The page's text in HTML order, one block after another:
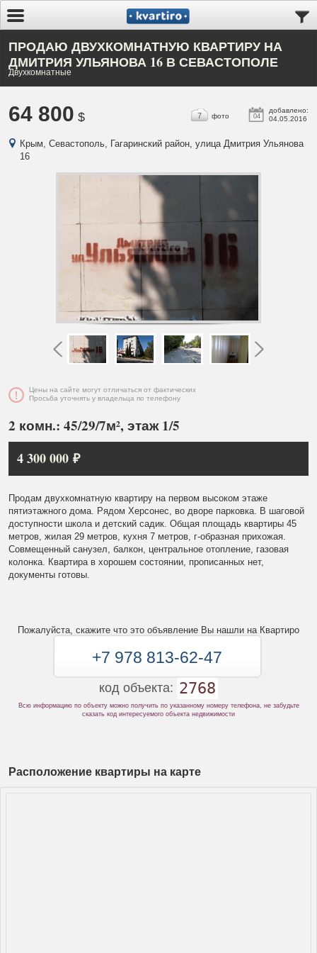
ПРОДАЮ ДВУХКОМНАТНУЮ КВАРТИРУ НА
ДМИТРИЯ УЛЬЯНОВА 16 В СЕВАСТОПОЛЕ
Двухкомнатные
64 800 $ 04
добавлено:
04.05.2016
7 фото
Крым, Севастополь, Гагаринский район, улица Дмитрия Ульянова
16
Цены на сайте могут отличаться от фактических
Просьба уточнять у владельца по телефону
2 комн.: 45/29/7м², этаж 1/5
4 300 000 ₽
Продам двухкомнатную квартиру на первом высоком этаже
пятиэтажного дома. Рядом Херсонес, во дворе парковка. В шаговой
доступности школа и детский садик. Общая площадь квартиры 45
метров, жилая 29 метров, кухня 7 метров, г-образная прихожая.
Совмещенный санузел, балкон, центральное отопление, газовая
колонка. Квартира в хорошем состоянии, прописанных нет,
документы готовы.
Пожалуйста, скажите что это объявление Вы нашли на Квартиро
+7 978 813-62-47
код объекта: 2768
Всю информацию по объекту можно получить по указанному номеру телефона, не забудьте
сказать код интересуемого объекта недвижимости
Расположение квартиры на карте